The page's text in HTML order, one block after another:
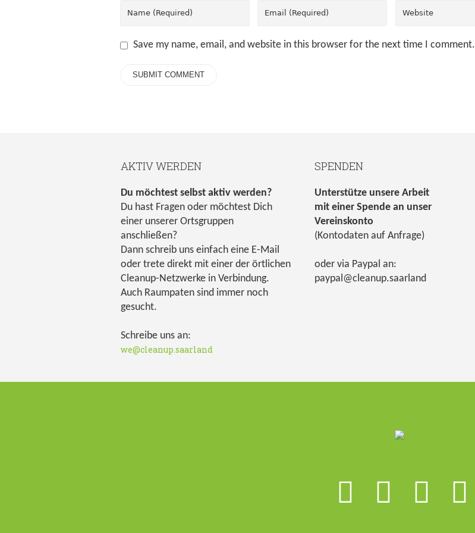
Save my name, email, and website in this browser for the next time I comment.
AKTIV WERDEN
Du möchtest selbst aktiv werden?
Du hast Fragen oder möchtest Dich
einer unserer Ortsgruppen
anschließen?
Dann schreib uns einfach eine E-Mail
oder trete direkt mit einer der örtlichen
Cleanup-Netzwerke in Verbindung.
Auch Raumpaten sind immer noch
gesucht.
Schreibe uns an:
we@cleanup.saarland
SPENDEN
Unterstütze unsere Arbeit
mit einer Spende an unser
Vereinskonto
(Kontodaten auf Anfrage)
oder via Paypal an:
paypal@cleanup.saarland